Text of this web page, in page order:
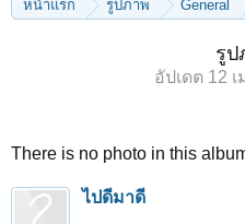
หน้าแรก รูปภาพ General
รูป
อัปเดต 12
There is no photo in this
ไปดีมาดี